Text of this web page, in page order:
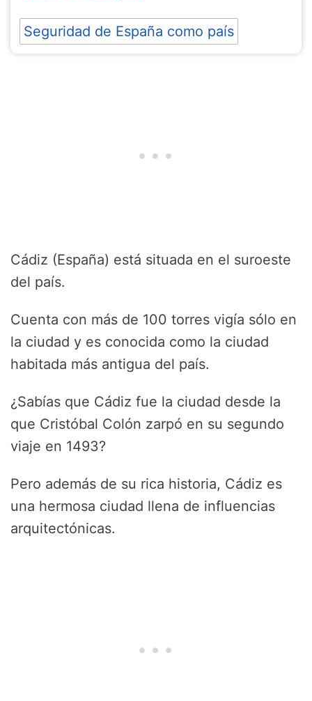
Seguridad de España como país
Cádiz (España) está situada en el suroeste
del país.
Cuenta con más de 100 torres vigía sólo en
la ciudad y es conocida como la ciudad
habitada más antigua del país.
¿Sabías que Cádiz fue la ciudad desde la
que Cristóbal Colón zarpó en su segundo
viaje en 1493?
Pero además de su rica historia, Cádiz es
una hermosa ciudad llena de influencias
arquitectónicas.